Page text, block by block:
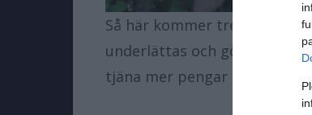
Så här kommer tre bra tips
underlättas och göra
tjäna mer pengar på